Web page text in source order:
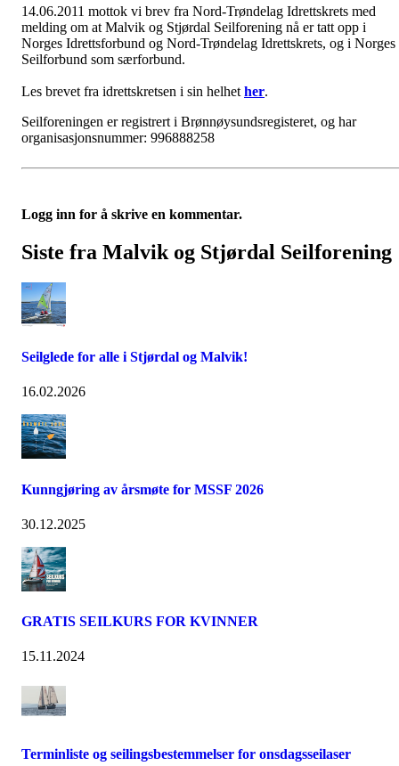
14.06.2011 mottok vi brev fra Nord-Trøndelag Idrettskrets med
melding om at Malvik og Stjørdal Seilforening nå er tatt opp i
Norges Idrettsforbund og Nord-Trøndelag Idrettskrets, og i Norges
Seilforbund som særforbund.
Les brevet fra idrettskretsen i sin helhet her.
Seilforeningen er registrert i Brønnøysundsregisteret, og har
organisasjonsnummer: 996888258
Logg inn for å skrive en kommentar.
Siste fra Malvik og Stjørdal Seilforening
Seilglede for alle i Stjørdal og Malvik!
16.02.2026
Kunngjøring av årsmøte for MSSF 2026
30.12.2025
GRATIS SEILKURS FOR KVINNER
15.11.2024
Terminliste og seilingsbestemmelser for onsdagsseilaser